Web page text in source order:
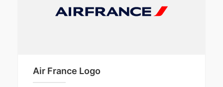
Air France Logo